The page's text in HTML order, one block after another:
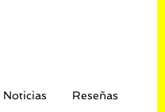
Noticias Reseñas